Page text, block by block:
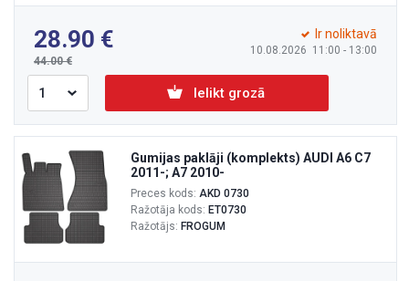
28.90
44.00
10.08.2026 11:00 - 13:00
Ir noliktavā
Ielikt grozā
Gumijas paklāji (komplekts) AUDI A6 C7
2011-; A7 2010-
Preces kods: AKD 0730
Ražotāja kods: ET0730
Ražotājs: FROGUM